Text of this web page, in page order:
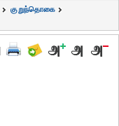
குறுந்தொகை